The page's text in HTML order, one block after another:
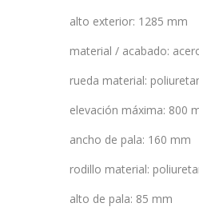
alto exterior: 1285 mm
material / acabado:
rueda material:
elevación máxima: 800
ancho de pala: 160 mm
rodillo material:
alto de pala: 85 mm